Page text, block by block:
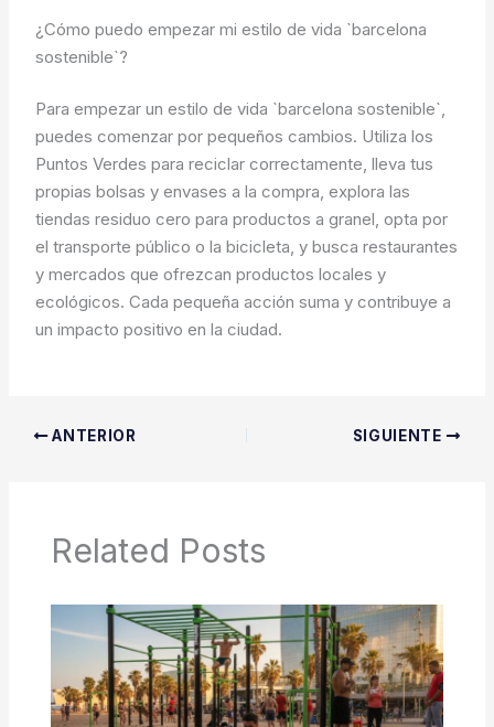
¿Cómo puedo empezar mi estilo de vida `barcelona
sostenible`?
Para empezar un estilo de vida `barcelona sostenible`,
puedes comenzar por pequeños cambios. Utiliza los
Puntos Verdes para reciclar correctamente, lleva tus
propias bolsas y envases a la compra, explora las
tiendas residuo cero para productos a granel, opta por
el transporte público o la bicicleta, y busca restaurantes
y mercados que ofrezcan productos locales y
ecológicos. Cada pequeña acción suma y contribuye a
un impacto positivo en la ciudad.
ANTERIOR SIGUIENTE
Related Posts